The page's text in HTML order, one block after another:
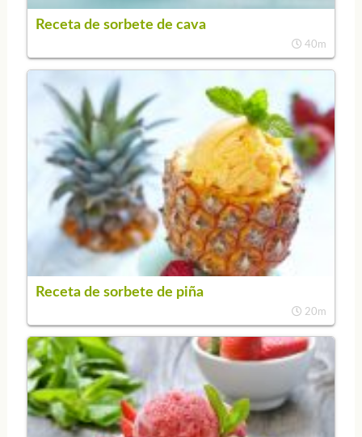
Receta de sorbete de cava
40m
Receta de sorbete de piña
20m